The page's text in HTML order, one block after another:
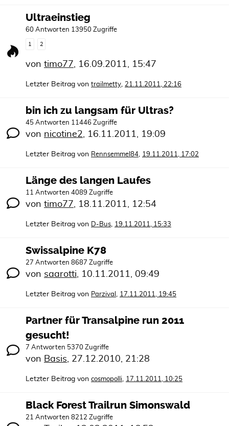
Ultraeinstieg
60 Antworten 13950 Zugriffe
1 2
von timo77 16.09.2011, 15:47
Letzter Beitrag von trailmetty 21.11.2011, 22:16
bin ich zu langsam für Ultras?
45 Antworten 11446 Zugriffe
von nicotine2 16.11.2011, 19:09
Letzter Beitrag von Rennsemmel84 19.11.2011, 17:02
Länge des langen Laufes
11 Antworten 4089 Zugriffe
von timo77 18.11.2011, 12:54
Letzter Beitrag von D-Bus 19.11.2011, 15:33
Swissalpine K78
27 Antworten 8687 Zugriffe
von saarotti 10.11.2011, 09:49
Letzter Beitrag von Parzival 17.11.2011, 19:45
Partner für Transalpine run 2011
gesucht!
7 Antworten 5370 Zugriffe
von Basis 27.12.2010, 21:28
Letzter Beitrag von cosmopolli 17.11.2011, 10:25
Black Forest Trailrun Simonswald
21 Antworten 8212 Zugriffe